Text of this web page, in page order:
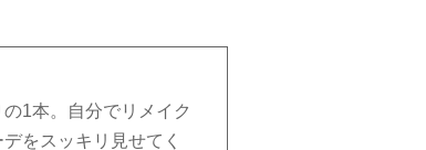
1本。自分でリメイク
をスッキリ見せてく